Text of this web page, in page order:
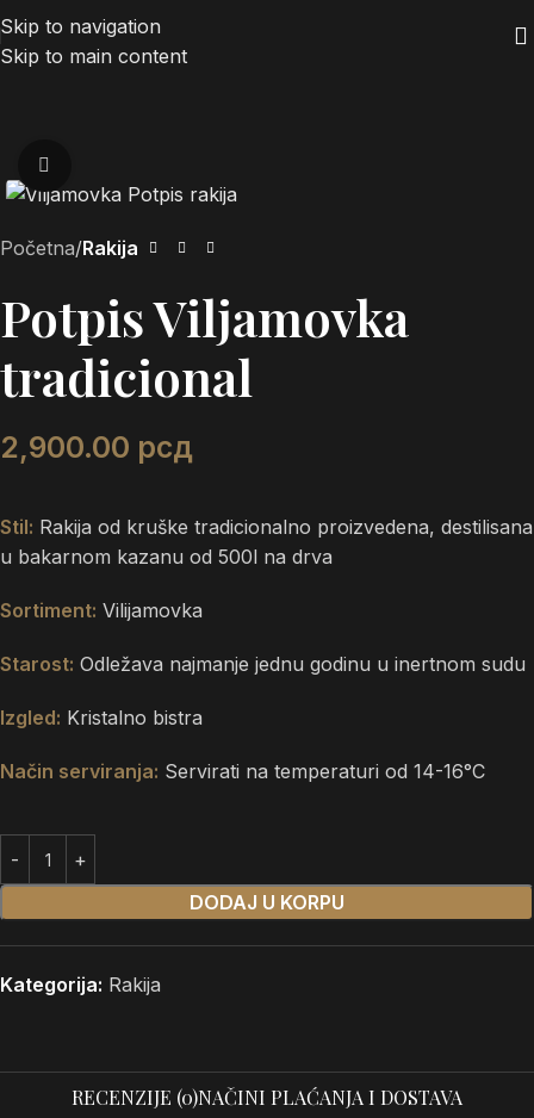
Skip to navigation
Skip to main content
Početna Rakija
Potpis Viljamovka
tradicional
2,900.00 рсд
Stil: Rakija od kruške tradicionalno proizvedena, destilisana
u bakarnom kazanu od 500l na drva
Sortiment: Vilijamovka
Starost: Odležava najmanje jednu godinu u inertnom sudu
Izgled: Kristalno bistra
Način serviranja: Servirati na temperaturi od 14-16°C
DODAJ U KORPU
Kategorija: Rakija
RECENZIJE (0)NAČINI PLAĆANJA I DOSTAVA